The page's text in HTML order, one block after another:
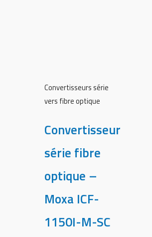
Convertisseurs série
vers fibre optique
Convertisseur
série fibre
optique –
Moxa ICF-
1150I-M-SC